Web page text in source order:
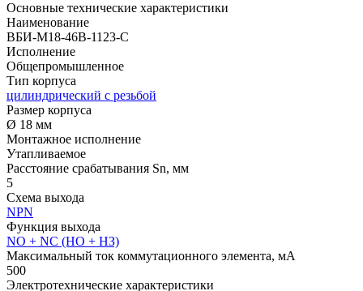
Основные технические характеристики
Наименование
ВБИ-М18-46В-1123-С
Исполнение
Общепромышленное
Тип корпуса
цилиндрический с резьбой
Размер корпуса
Ø 18 мм
Монтажное исполнение
Утапливаемое
Расстояние срабатывания Sn, мм
5
Схема выхода
NPN
Функция выхода
NO + NC (НО + НЗ)
Максимальный ток коммутационного элемента, мА
500
Электротехнические характеристики